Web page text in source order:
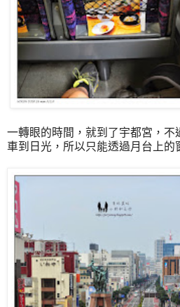
一轉眼的時間，就到了宇都宮，不
車到日光，所以只能透過月台上的